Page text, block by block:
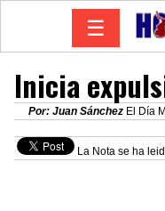
☰
Inicia
Por: Juan Sánchez El Día
La Nota se ha